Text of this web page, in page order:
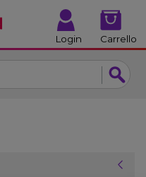
Login Carrello